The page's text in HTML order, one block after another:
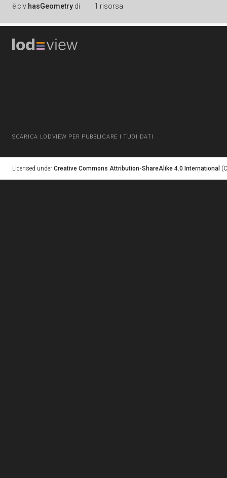
è clv:hasGeometry di 1 risorsa
SCARICA LODVIEW PER PUBBLICARE I TUOI DATI
Licensed under Creative Commons Attribution-ShareAlike 4.0 International